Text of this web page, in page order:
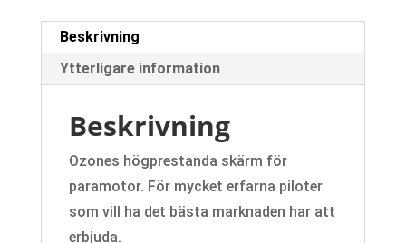
Beskrivning
Ytterligare information
Beskrivning
Ozones högprestanda skärm för
paramotor. För mycket erfarna piloter
som vill ha det bästa marknaden har att
erbjuda.